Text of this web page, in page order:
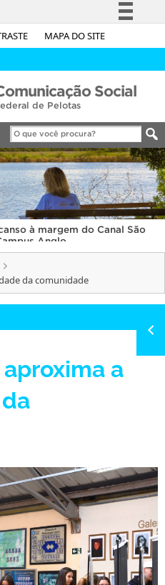
MAPA DO SITE
Simplifique!
Acesso à informação
Legislação
Canais
Social
de Pelotas
à margem do Canal São
Anglo
da comunidade
a